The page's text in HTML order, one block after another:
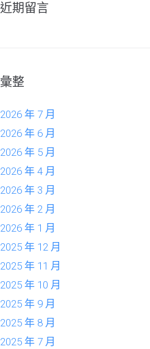
近期留言
彙整
2026 年 7 月
2026 年 6 月
2026 年 5 月
2026 年 4 月
2026 年 3 月
2026 年 2 月
2026 年 1 月
2025 年 12 月
2025 年 11 月
2025 年 10 月
2025 年 9 月
2025 年 8 月
2025 年 7 月